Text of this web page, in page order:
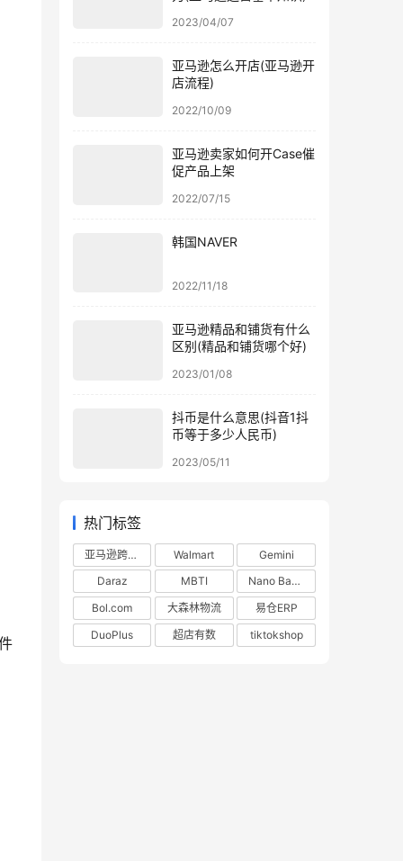
2023/04/07
亚马逊怎么开店(亚马逊开
店流程)
2022/10/09
亚马逊卖家如何开Case催
促产品上架
2022/07/15
韩国NAVER
2022/11/18
亚马逊精品和铺货有什么
区别(精品和铺货哪个好)
2023/01/08
抖币是什么意思(抖音1抖
币等于多少人民币)
2023/05/11
热门标签
亚马逊跨境电商 Walmart
Gemini
Daraz
MBTI
Nano Banana
Bol.com
大森林物流
易仓ERP
DuoPlus
超店有数 tiktokshop